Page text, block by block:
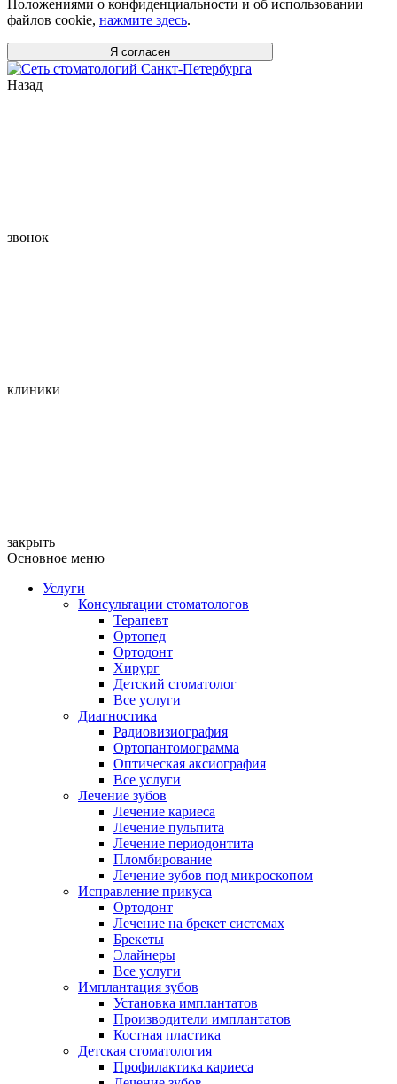
Положениями о конфиденциальности и об использовании
файлов cookie, нажмите здесь.
Я согласен
Назад
звонок
клиники
закрыть
Основное меню
Услуги
Консультации стоматологов
Терапевт
Ортопед
Ортодонт
Хирург
Детский стоматолог
Все услуги
Диагностика
Радиовизиография
Ортопантомограмма
Оптическая аксиография
Все услуги
Лечение зубов
Лечение кариеса
Лечение пульпита
Лечение периодонтита
Пломбирование
Лечение зубов под микроскопом
Исправление прикуса
Ортодонт
Лечение на брекет системах
Брекеты
Элайнеры
Все услуги
Имплантация зубов
Установка имплантатов
Производители имплантатов
Костная пластика
Детская стоматология
Профилактика кариеса